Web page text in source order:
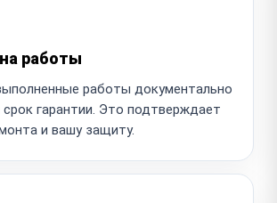
работы
работы документально
гарантии. Это подтверждает
и вашу защиту.